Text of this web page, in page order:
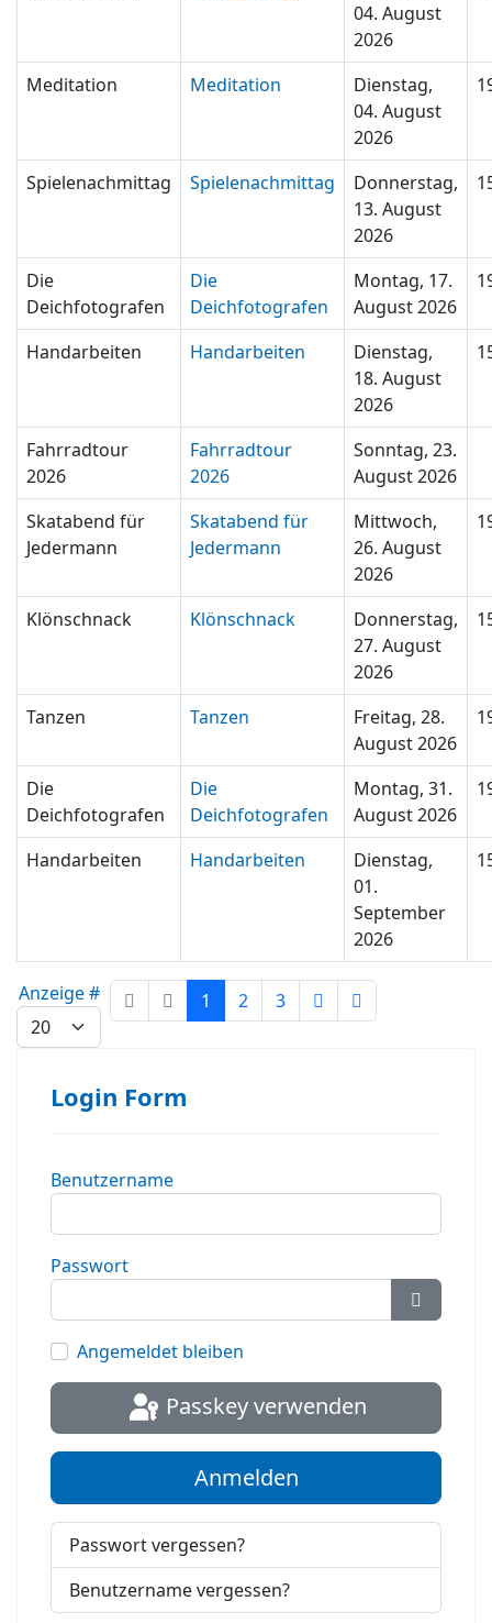
04. August
2026
Meditation Meditation
Dienstag,
04. August
2026
Spielenachmittag Spielenachmittag
Donnerstag,
13. August
2026
Die
Deichfotografen
Die
Deichfotografen
Montag, 17.
August 2026
Handarbeiten Handarbeiten
Dienstag,
18. August
2026
Fahrradtour
2026
Fahrradtour
2026
Sonntag, 23.
August 2026
Skatabend für
Jedermann
Skatabend für
Jedermann
Mittwoch,
26. August
2026
Klönschnack Klönschnack
Donnerstag,
27. August
2026
Tanzen Tanzen
Freitag, 28.
August 2026
Die
Deichfotografen
Die
Deichfotografen
Montag, 31.
August 2026
Handarbeiten Handarbeiten
Dienstag,
01.
September
2026
Limite der Paginierungsliste
Anzeige # 1 2 3
Login Form
Benutzername
Passwort
Angemeldet bleiben
Passkey verwenden
Anmelden
Passwort vergessen?
Benutzername vergessen?